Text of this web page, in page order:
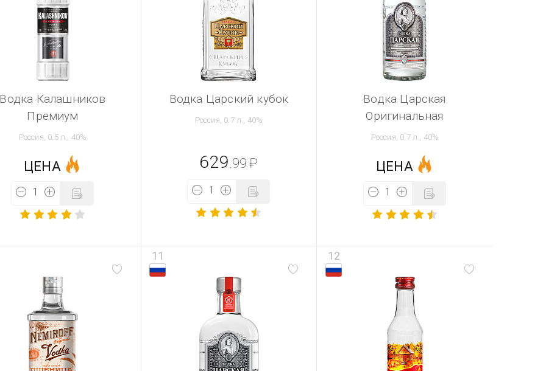
Водка Калашников
Премиум
Россия, 0.5 л., 40%
ЦЕНА
Водка Царский кубок
Россия, 0.7 л., 40%
629 .99 ₽
Водка Царская
Оригинальная
Россия, 0.7 л., 40%
ЦЕНА
11 12